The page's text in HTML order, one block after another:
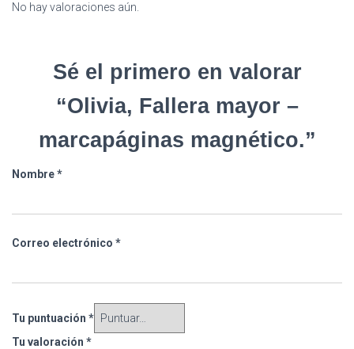
No hay valoraciones aún.
Sé el primero en valorar
“Olivia, Fallera mayor –
marcapáginas magnético.”
Nombre*
Correo electrónico *
Tu puntuación *
Tu valoración *